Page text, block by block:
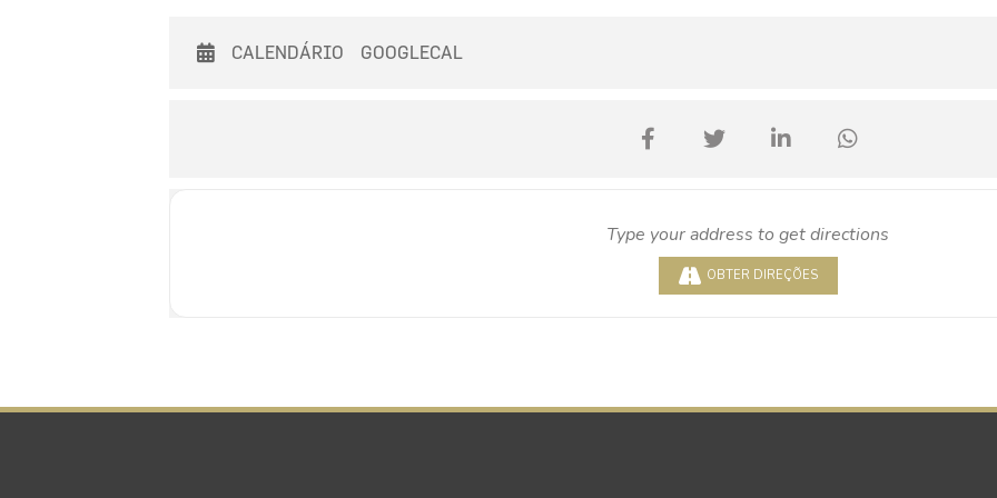
Às 18h00, como manda tradição, abrem-se as talhas! Bilhetes para o evento à venda emticketline.
CALENDÁRIO GOOGLECAL
OBTER DIREÇÕES